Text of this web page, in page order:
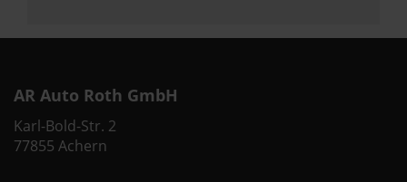
AR Auto Roth GmbH
Karl-Bold-Str. 2
77855 Achern